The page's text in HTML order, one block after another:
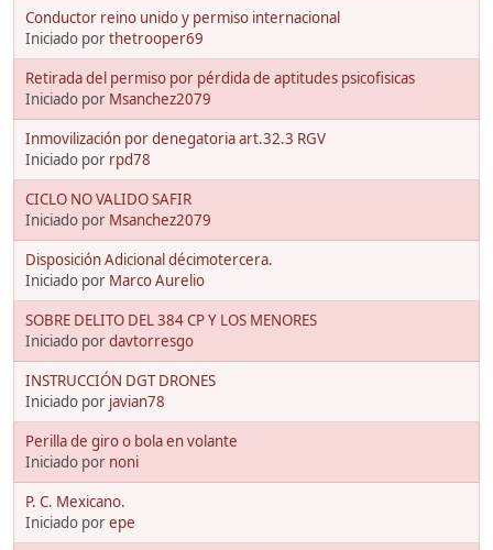
Conductor reino unido y permiso internacional
Iniciado porthetrooper69
Retirada del permiso por pérdida de aptitudes psicofisicas
Iniciado por Msanchez2079
Inmovilización por denegatoria art.32.3 RGV
Iniciado por rpd78
CICLO NO VALIDO SAFIR
Iniciado por Msanchez2079
Disposición Adicional décimotercera.
Iniciado por Marco Aurelio
SOBRE DELITO DEL 384 CP Y LOS MENORES
Iniciado pordavtorresgo
INSTRUCCIÓN DGT DRONES
Iniciado por javian78
Perilla de giro o bola en volante
Iniciado por noni
P. C. Mexicano.
Iniciado porepe